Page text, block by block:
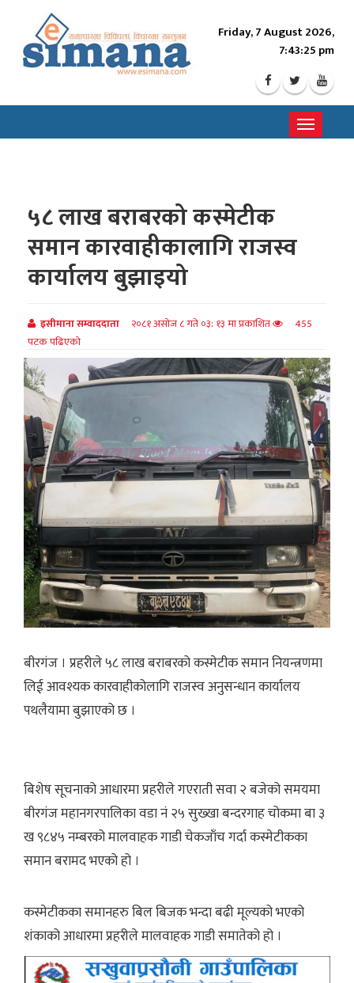
Friday, 7 August 2026,
7:43:27 pm
Toggle
५८ लाख बराबरको कस्मेटीक
समान कारवाहीकालागि राजस्व
कार्यालय बुझाइयो
इसीमाना सम्वाददाता २०८१ असोज ८ गते ०३: १३ मा प्रकाशित
455
पटक पढिएको
बीरगंज । प्रहरीले ५८ लाख बराबरको कस्मेटीक समान नियन्त्रणमा
लिई आवश्यक कारवाहीकोलागि राजस्व अनुसन्धान कार्यालय
पथलैयामा बुझाएको छ ।
बिशेष सूचनाको आधारमा प्रहरीले गएराती सवा २ बजेको समयमा
बीरगंज महानगरपालिका वडा नं २५ सुख्खा बन्दरगाह चोकमा बा ३
ख ९८४५ नम्बरको मालवाहक गाडी चेकजाँच गर्दा कस्मेटीकका
समान बरामद भएको हो ।
कस्मेटीकका समानहरु बिल बिजक भन्दा बढी मूल्यको भएको
शंकाको आधारमा प्रहरीले मालवाहक गाडी समातेको हो ।